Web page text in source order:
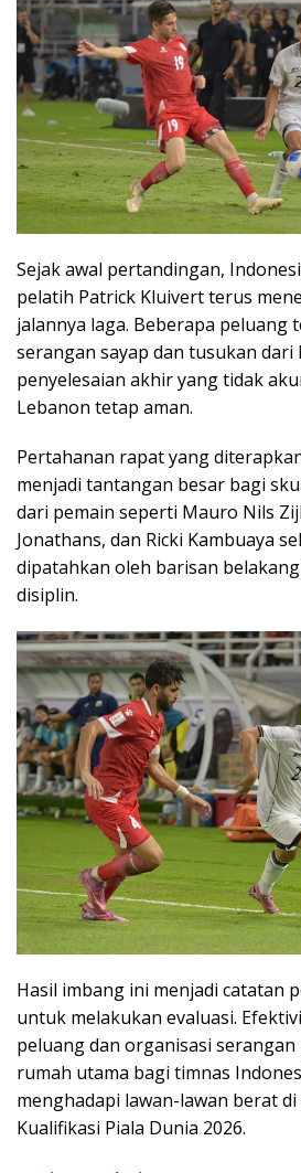
Sejak awal pertandingan,
pelatih Patrick Kluivert terus
jalannya laga. Beberapa peluang
serangan sayap dan tusukan
penyelesaian akhir yang tidak
Lebanon tetap aman.
Pertahanan rapat yang
menjadi tantangan besar bagi
dari pemain seperti Mauro Nils
Jonathans, dan Ricki Kambuaya
dipatahkan oleh barisan
disiplin.
Hasil imbang ini menjadi catatan
untuk melakukan evaluasi.
peluang dan organisasi
rumah utama bagi timnas
menghadapi lawan-lawan berat di
Kualifikasi Piala Dunia 2026.